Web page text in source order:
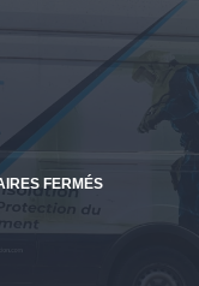
FERMÉS